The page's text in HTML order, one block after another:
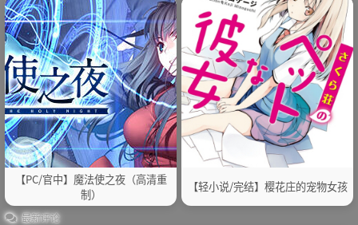
【PC/官中】魔法使之夜（高清重
制）
【轻小说/完结】樱花庄的宠物女孩
最新评论